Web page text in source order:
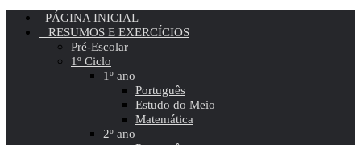
PÁGINA INICIAL
RESUMOS E EXERCÍCIOS
Pré-Escolar
1º Ciclo
1º ano
Português
Estudo do Meio
Matemática
2º ano